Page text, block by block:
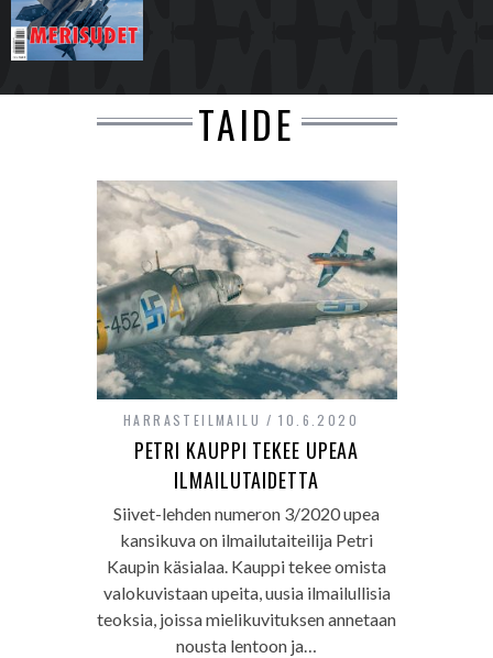
TAIDE
HARRASTEILMAILU 10.6.2020
PETRI KAUPPI TEKEE UPEAA
ILMAILUTAIDETTA
Siivet-lehden numeron 3/2020 upea
kansikuva on ilmailutaiteilija Petri
Kaupin käsialaa. Kauppi tekee omista
valokuvistaan upeita, uusia ilmailullisia
teoksia, joissa mielikuvituksen annetaan
nousta lentoon ja…